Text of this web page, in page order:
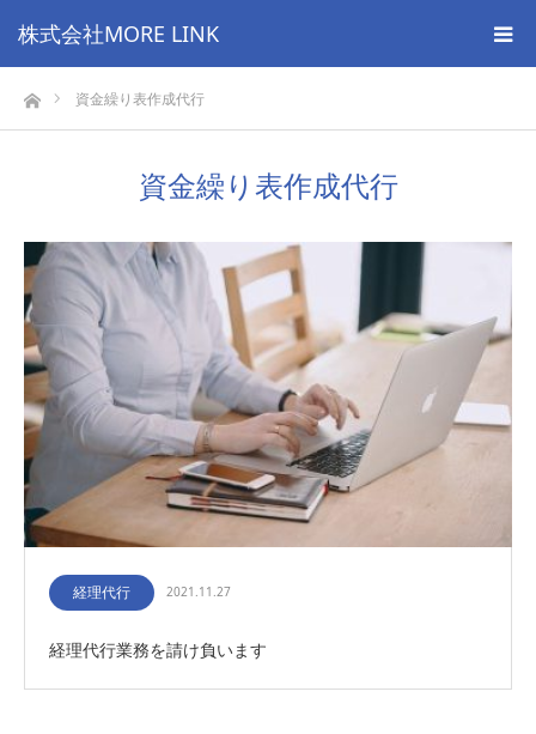
株式会社MORE LINK
ホーム資金繰り表作成代行
資金繰り表作成代行
経理代行 2021.11.27
経理代行業務を請け負います